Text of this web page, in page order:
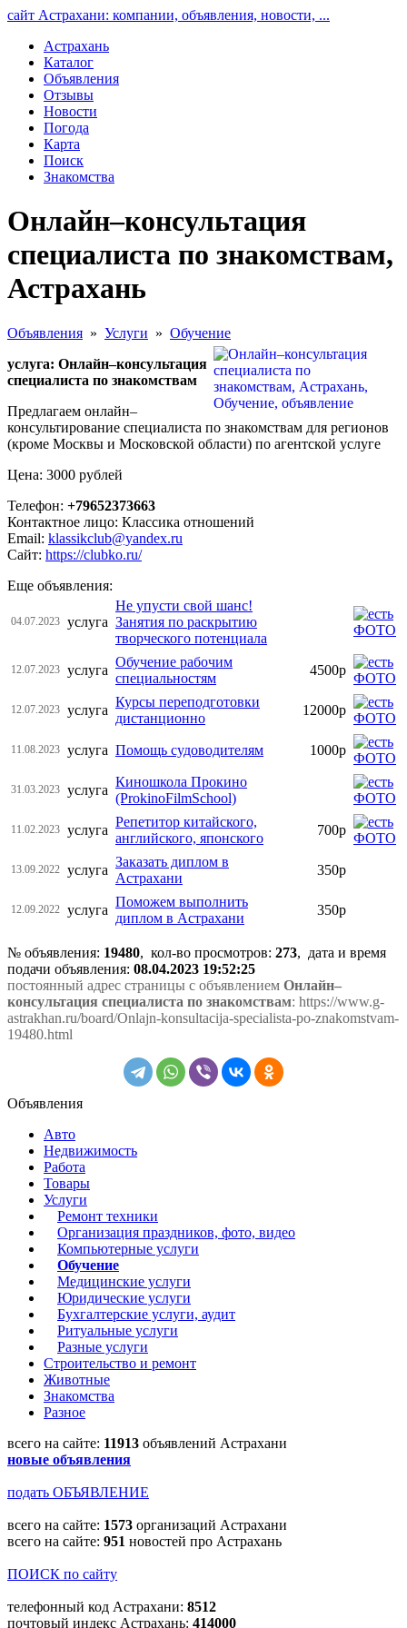
сайт Астрахани: компании, объявления, новости, ...
Астрахань
Каталог
Объявления
Отзывы
Новости
Погода
Карта
Поиск
Знакомства
Онлайн–консультация
специалиста по знакомствам,
Астрахань
Объявления » Услуги » Обучение
услуга: Онлайн–консультация
специалиста по знакомствам
Предлагаем онлайн–
консультирование специалиста по знакомствам для регионов
(кроме Москвы и Московской области) по агентской услуге
Цена: 3000 рублей
Телефон: +79652373663
Контактное лицо: Классика отношений
Email: klassikclub@yandex.ru
Сайт: https://clubko.ru/
Еще объявления:
04.07.2023 услуга
Не упусти свой шанс!
Занятия по раскрытию
творческого потенциала
12.07.2023 услуга
Обучение рабочим
специальностям
4500р
12.07.2023 услуга
Курсы переподготовки
дистанционно
12000р
11.08.2023 услуга Помощь судоводителям 1000р
31.03.2023 услуга
Киношкола Прокино
(ProkinoFilmSchool)
11.02.2023 услуга
Репетитор китайского,
английского, японского
700р
13.09.2022 услуга
Заказать диплом в
Астрахани
350р
12.09.2022 услуга
Поможем выполнить
диплом в Астрахани
350р
№ объявления: 19480, кол-во просмотров: 273, дата и время
подачи объявления: 08.04.2023 19:52:25
постоянный адрес страницы с объявлением Онлайн–
консультация специалиста по знакомствам: https://www.g-
astrakhan.ru/board/Onlajn-konsultacija-specialista-po-znakomstvam-
19480.html
Объявления
Авто
Недвижимость
Работа
Товары
Услуги
Ремонт техники
Организация праздников, фото, видео
Компьютерные услуги
Обучение
Медицинские услуги
Юридические услуги
Бухгалтерские услуги, аудит
Ритуальные услуги
Разные услуги
Строительство и ремонт
Животные
Знакомства
Разное
всего на сайте: 11913 объявлений Астрахани
новые объявления
подать ОБЪЯВЛЕНИЕ
всего на сайте: 1573 организаций Астрахани
всего на сайте: 951 новостей про Астрахань
ПОИСК по сайту
телефонный код Астрахани: 8512
почтовый индекс Астрахань: 414000